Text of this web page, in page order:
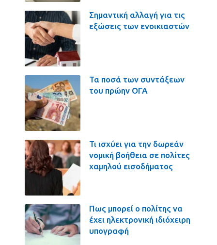
Σημαντική αλλαγή για τις
εξώσεις των ενοικιαστών
Τα ποσά των συντάξεων
του πρώην ΟΓΑ
Τι ισχύει για την δωρεάν
νομική βοήθεια σε πολίτες
χαμηλού εισοδήματος
Πως μπορεί ο πολίτης να
έχει ηλεκτρονική ιδιόχειρη
υπογραφή